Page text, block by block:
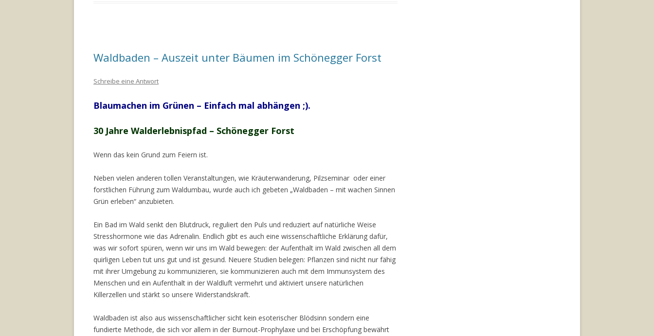
Waldbaden – Auszeit unter Bäumen im Schönegger Forst
Schreibe eine Antwort
Blaumachen im Grünen – Einfach mal abhängen ;).
30 Jahre Walderlebnispfad – Schönegger Forst
Wenn das kein Grund zum Feiern ist.
Neben vielen anderen tollen Veranstaltungen, wie Kräuterwanderung, Pilzseminar oder einer
forstlichen Führung zum Waldumbau, wurde auch ich gebeten „Waldbaden – mit wachen Sinnen
Grün erleben“ anzubieten.
Ein Bad im Wald senkt den Blutdruck, reguliert den Puls und reduziert auf natürliche Weise
Stresshormone wie das Adrenalin. Endlich gibt es auch eine wissenschaftliche Erklärung dafür,
was wir sofort spüren, wenn wir uns im Wald bewegen: der Aufenthalt im Wald zwischen all dem
quirligen Leben tut uns gut und ist gesund. Neuere Studien belegen: Pflanzen sind nicht nur fähig
mit ihrer Umgebung zu kommunizieren, sie kommunizieren auch mit dem Immunsystem des
Menschen und ein Aufenthalt in der Waldluft vermehrt und aktiviert unsere natürlichen
Killerzellen und stärkt so unsere Widerstandskraft.
Waldbaden ist also aus wissenschaftlicher sicht kein esoterischer Blödsinn sondern eine
fundierte Methode, die sich vor allem in der Burnout-Prophylaxe und bei Erschöpfung bewährt